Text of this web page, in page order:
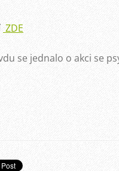
ZDE
se jednalo o akci se